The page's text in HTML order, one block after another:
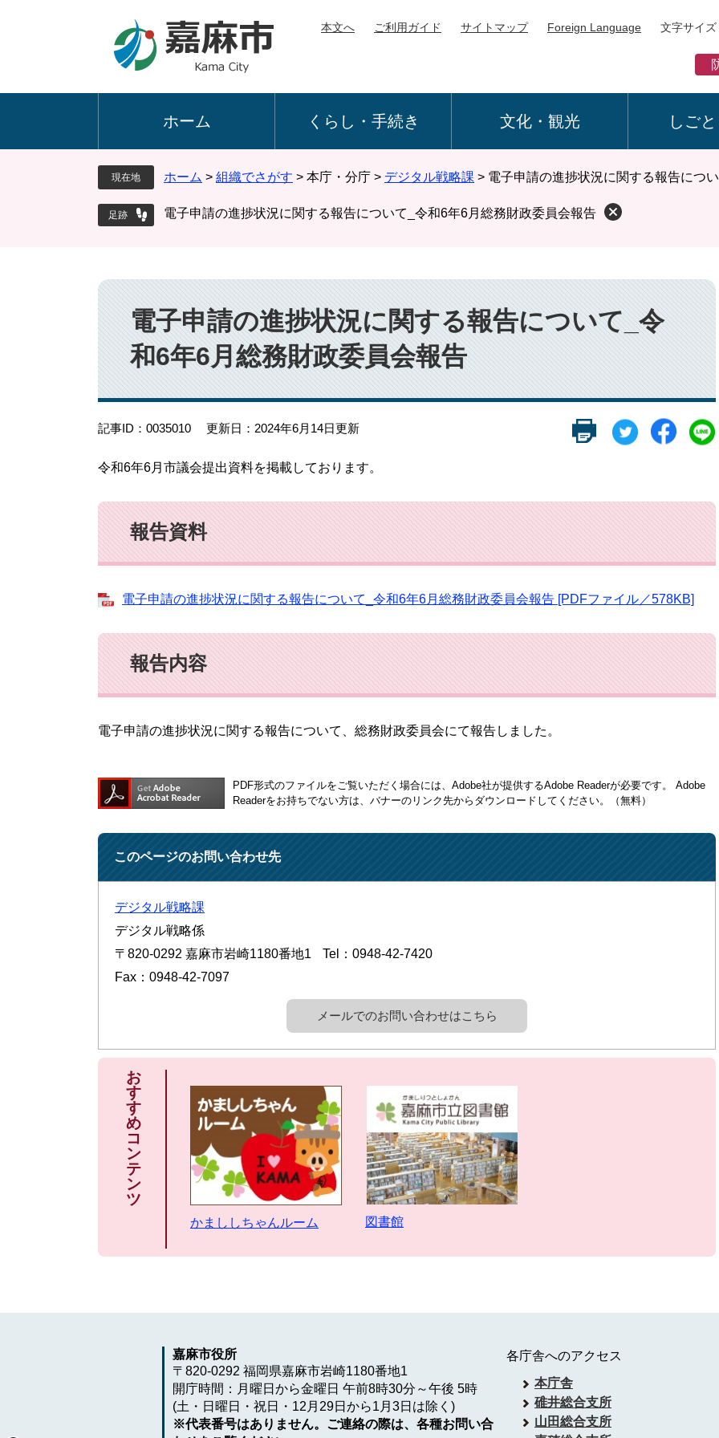
本文へ ご利用ガイド サイトマップ Foreign Language 文字サイズ
ホーム くらし・手続き 文化・観光 しご
現在地 ホーム > 組織でさがす > 本庁・分庁 > デジタル戦略課 > 電子申請の進捗状況に関する報告につ
電子申請の進捗状況に関する報告について_令和6年6月総務財政委員会報告
本
文
電子申請の進捗状況に関する報告について_令
和6年6月総務財政委員会報告
記事ID：0035010 更新日：2024年6月14日更新
令和6年6月市議会提出資料を掲載しております。
報告資料
電子申請の進捗状況に関する報告について_令和6年6月総務財政委員会報告 [PDFファイル／578KB]
報告内容
電子申請の進捗状況に関する報告について、総務財政委員会にて報告しました。
PDF形式のファイルをご覧いただく場合には、Adobe社が提供するAdobe Readerが必要です。
Adobe
Readerをお持ちでない方は、バナーのリンク先からダウンロードしてください。（無料）
このページのお問い合わせ先
デジタル戦略課
デジタル戦略係
〒820-0292 嘉麻市岩崎1180番地1
Tel：0948-42-7420
Fax：0948-42-7097
メールでのお問い合わせはこちら
お
す
す
め
コ
ン
テ
ン
ツ
かまししちゃんルーム 図書館
嘉麻市役所
〒820-0292 福岡県嘉麻市岩崎1180番地1
開庁時間：月曜日から金曜日 午前8時30分～午後 5時
(土・日曜日・祝日・12月29日から1月3日は除く)
※代表番号はありません。ご連絡の際は、各種お問い合
各庁舎へのアクセス
本庁舎
碓井総合支所
山田総合支所